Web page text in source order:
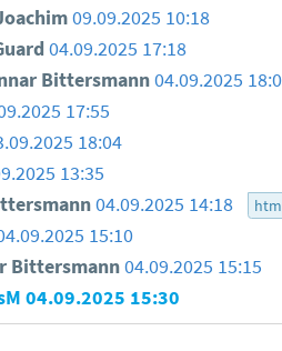
09.09.2025 10:18
04.09.2025 17:18
Bittersmann 04.09.2025
17:55
18:04
13:35
04.09.2025 14:18
15:10
Bittersmann04.09.2025 15:15
04.09.2025 15:30